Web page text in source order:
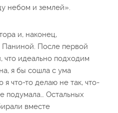
небом и землей».
и, наконец,
Паниной. После первой
что идеально подходим
я бы сошла с ума
я что-то делаю не так, что-
подумала… Остальных
вместе